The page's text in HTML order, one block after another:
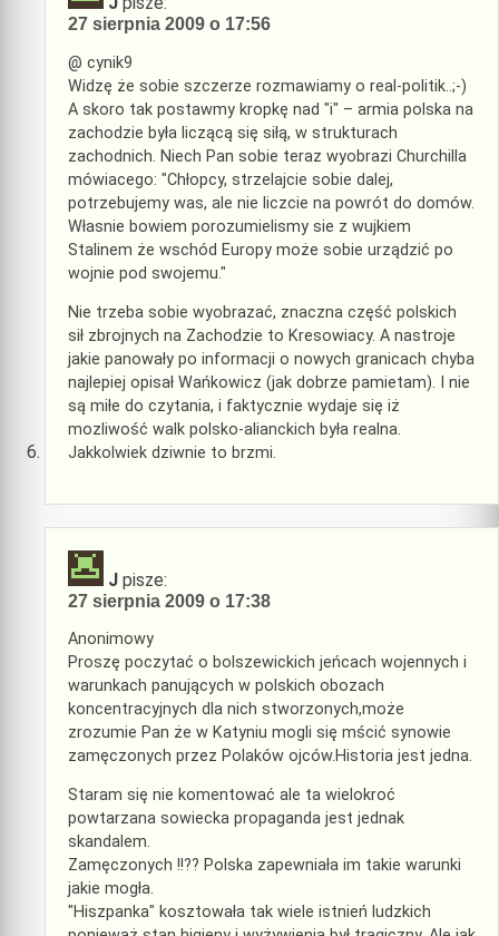
27 sierpnia 2009 o 17:56
@ cynik9
Widzę że sobie szczerze rozmawiamy o real-politik..;-)
A skoro tak postawmy kropkę nad "i" – armia polska na
zachodzie była liczącą się siłą, w strukturach
zachodnich. Niech Pan sobie teraz wyobrazi Churchilla
mówiacego: "Chłopcy, strzelajcie sobie dalej,
potrzebujemy was, ale nie liczcie na powrót do domów.
Własnie bowiem porozumielismy sie z wujkiem
Stalinem że wschód Europy może sobie urządzić po
wojnie pod swojemu."
Nie trzeba sobie wyobrazać, znaczna część polskich
sił zbrojnych na Zachodzie to Kresowiacy. A nastroje
jakie panowały po informacji o nowych granicach chyba
najlepiej opisał Wańkowicz (jak dobrze pamietam). I nie
są miłe do czytania, i faktycznie wydaje się iż
mozliwość walk polsko-alianckich była realna.
Jakkolwiek dziwnie to brzmi.
J pisze:
27 sierpnia 2009 o 17:38
Anonimowy
Proszę poczytać o bolszewickich jeńcach wojennych i
warunkach panujących w polskich obozach
koncentracyjnych dla nich stworzonych,może
zrozumie Pan że w Katyniu mogli się mścić synowie
zamęczonych przez Polaków ojców.Historia jest jedna.
Staram się nie komentować ale ta wielokroć
powtarzana sowiecka propaganda jest jednak
skandalem.
Zamęczonych !!?? Polska zapewniała im takie warunki
jakie mogła.
"Hiszpanka" kosztowała tak wiele istnień ludzkich